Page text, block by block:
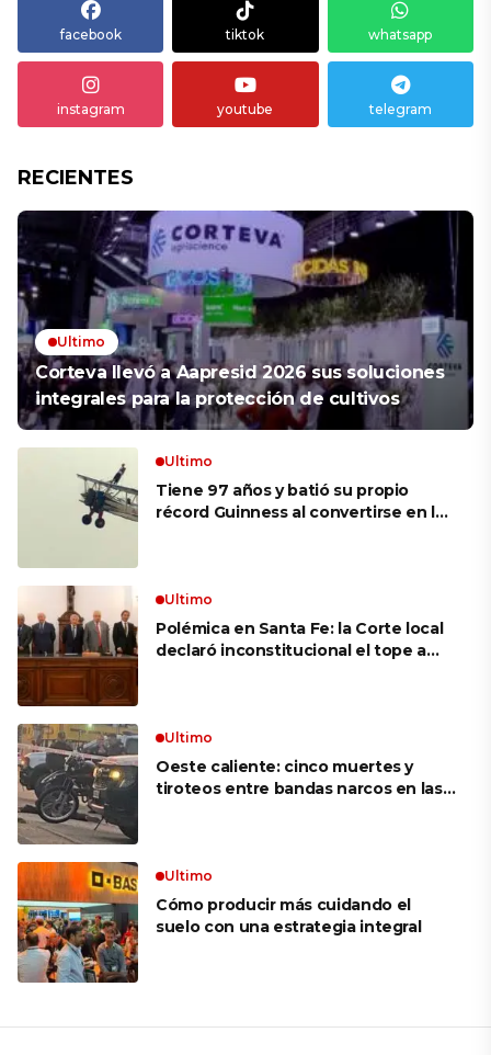
facebook tiktok whatsapp
instagram youtube telegram
RECIENTES
Ultimo
Corteva llevó a Aapresid 2026 sus soluciones
integrales para la protección de cultivos
Ultimo
Tiene 97 años y batió su propio
récord Guinness al convertirse en la
puedo’ no existen en mi vocabulario»
Ultimo
Polémica en Santa Fe: la Corte local
declaró inconstitucional el tope a
Ultimo
Oeste caliente: cinco muertes y
tiroteos entre bandas narcos en las
Ultimo
Cómo producir más cuidando el
suelo con una estrategia integral